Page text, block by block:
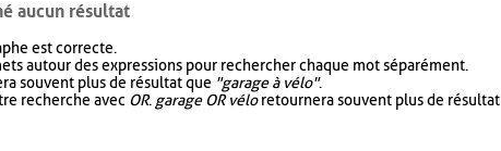
aucun résultat
est correcte.
autour des expressions pour rechercher chaque mot séparément.
souvent plus de résultat que "garage à vélo".
recherche avec OR. garage OR véloretournera souvent plus de résultat